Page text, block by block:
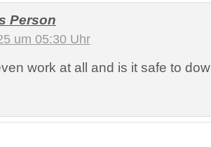
Person
um 05:30 Uhr
work at all and is it safe to